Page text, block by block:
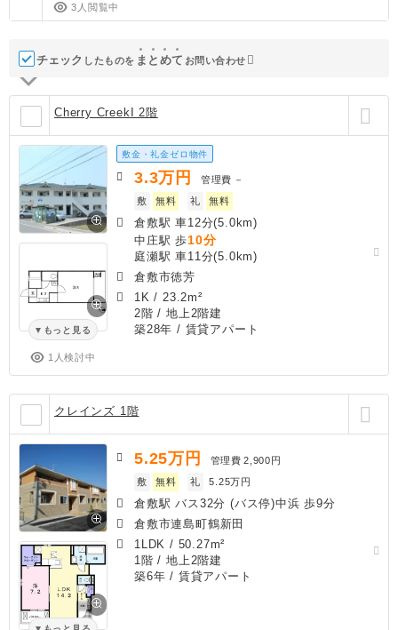
3人閲覧中
チェック したものを ま と めて お問い合わせ
Cherry CreekI 2階
もっと見る
1人検討中
敷金・礼金ゼロ物件
3.3万円 管理費 －
敷
無料 礼 無料
倉敷駅 車12分(5.0km)
中庄駅 歩10分
庭瀬駅 車11分(5.0km)
倉敷市徳芳
1K / 23.2m²
2階 / 地上2階建
築28年 / 賃貸アパート
クレインズ 1階
5.25万円 管理費 2,900円
敷
無料 礼 5.25万円
倉敷駅 バス32分 (バス停)中浜 歩9分
倉敷市連島町鶴新田
1LDK / 50.27m²
1階 / 地上2階建
築6年 / 賃貸アパート